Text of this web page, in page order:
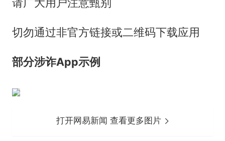
请广大用户注意甄别
切勿通过非官方链接或二维码下载应用
部分涉诈App示例
打开网易新闻 查看更多图片